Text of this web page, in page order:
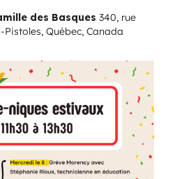
des Basques 340, rue
Pistoles, Québec, Canada